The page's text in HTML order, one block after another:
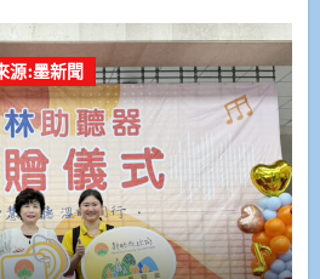
源:墨新聞